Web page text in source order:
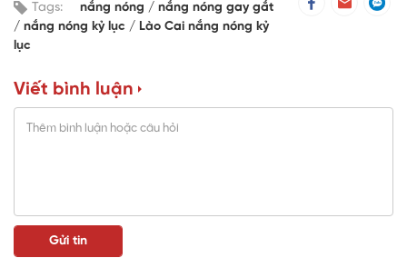
Tags: nắng nóng
nắng nóng gay gắt
nắng nóng kỷ lục
Lào Cai nắng nóng kỷ
lục
Viết bình luận